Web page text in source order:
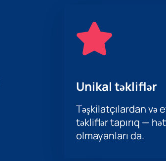
Unikal təkliflər
Təşkilatçılardan və
təkliflər tapırıq —
olmayanları da.